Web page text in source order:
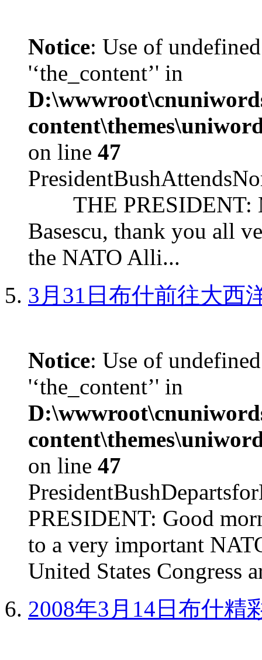
Notice: Use of
'‘the_content’' in
on line 47
THE PRESIDENT:
Basescu, thank you all
the NATO Alli...
3月31日布什前往大西
Notice: Use of
'‘the_content’' in
on line 47
PRESIDENT: Good
to a very important
United States Congress
2008年3月14日布什精